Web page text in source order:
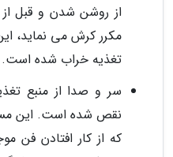
از روشن شدن و قبل
مکرر کرش می نماید،
تغذیه خراب شده است.
سر و صدا از منبع
نقص شده است. این
که از کار افتادن فن